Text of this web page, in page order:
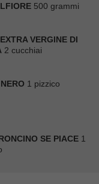
500 grammi
VERGINE DI
2 cucchiai
1 pizzico
SE PIACE 1